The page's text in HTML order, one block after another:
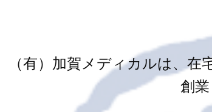
（有）加賀メディカルは、
創